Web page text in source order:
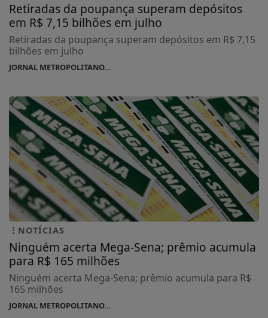
Retiradas da poupança superam depósitos
em R$ 7,15 bilhões em julho
Retiradas da poupança superam depósitos em R$ 7,15
bilhões em julho
JORNAL METROPOLITANO...
NOTÍCIAS
Ninguém acerta Mega-Sena; prêmio acumula
para R$ 165 milhões
Ninguém acerta Mega-Sena; prêmio acumula para R$
165 milhões
JORNAL METROPOLITANO...